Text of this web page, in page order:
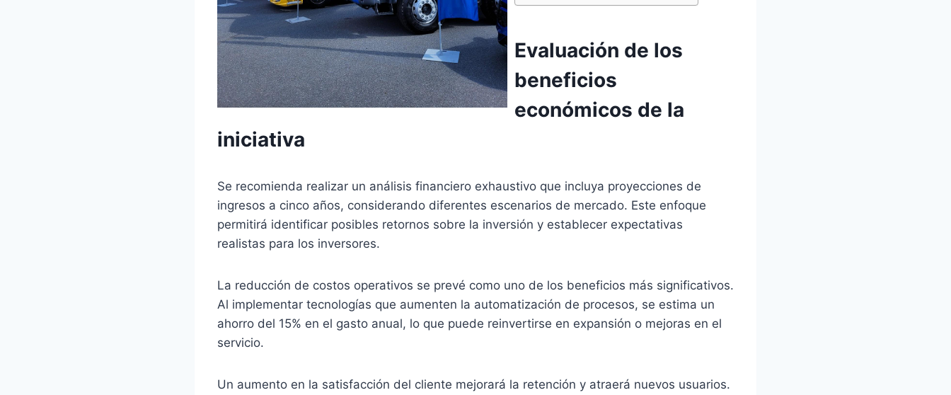
Evaluación de los
beneficios
económicos de la
iniciativa
Se recomienda realizar un análisis financiero exhaustivo que incluya proyecciones de
ingresos a cinco años, considerando diferentes escenarios de mercado. Este enfoque
permitirá identificar posibles retornos sobre la inversión y establecer expectativas
realistas para los inversores.
La reducción de costos operativos se prevé como uno de los beneficios más significativos.
Al implementar tecnologías que aumenten la automatización de procesos, se estima un
ahorro del 15% en el gasto anual, lo que puede reinvertirse en expansión o mejoras en el
servicio.
Un aumento en la satisfacción del cliente mejorará la retención y atraerá nuevos usuarios.